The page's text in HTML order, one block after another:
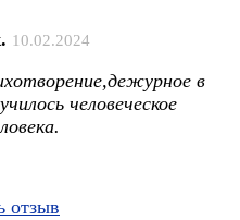
10.02.2024
в
человеческое
отзыв